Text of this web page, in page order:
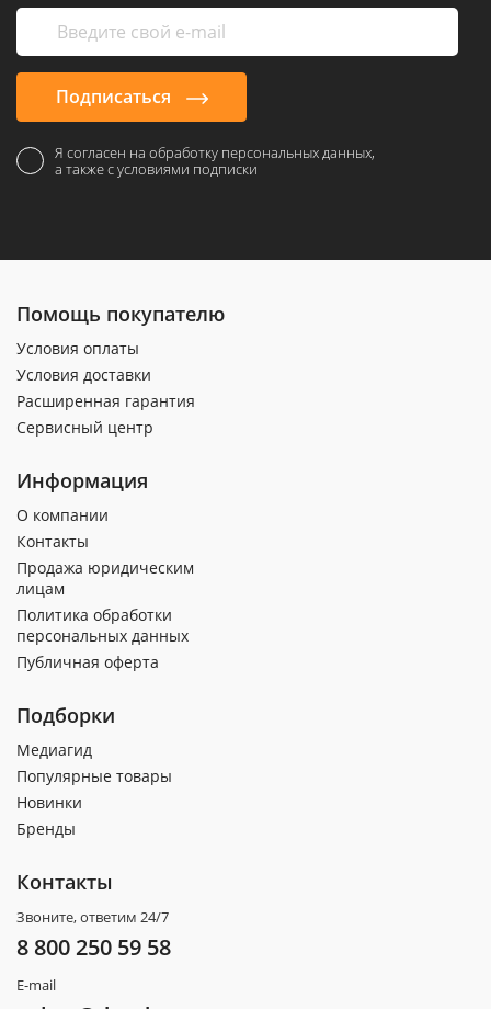
Подписаться
Я согласен на обработку персональных данных,
а также с условиями подписки
Помощь покупателю
Условия оплаты
Условия доставки
Расширенная гарантия
Сервисный центр
Информация
О компании
Контакты
Продажа юридическим
лицам
Политика обработки
персональных данных
Публичная оферта
Подборки
Медиагид
Популярные товары
Новинки
Бренды
Контакты
Звоните, ответим 24/7
8 800 250 59 58
E-mail